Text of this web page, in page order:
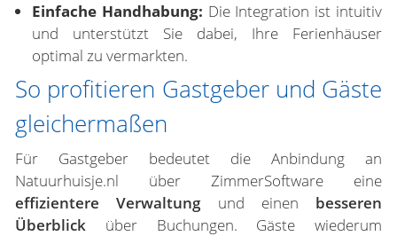
Einfache Handhabung: Die Integration ist intuitiv
und unterstützt Sie dabei, Ihre Ferienhäuser
optimal zu vermarkten.
So profitieren Gastgeber und Gäste
gleichermaßen
Für Gastgeber bedeutet die Anbindung an
Natuurhuisje.nl über ZimmerSoftware eine
effizientere
Verwaltungund einen besseren
Überblick über Buchungen. Gäste wiederum